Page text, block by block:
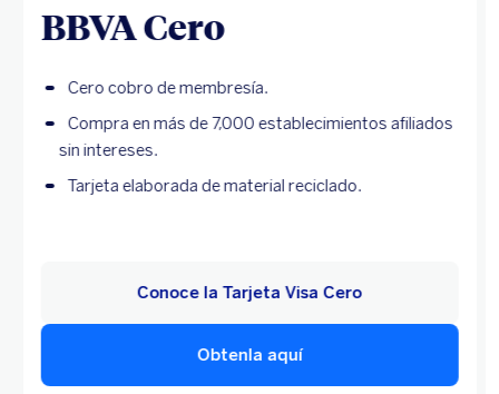
BBVA Cero
Cero cobro de membresía.
Compra en más de 7,000 establecimientos afiliados
sin intereses.
Tarjeta elaborada de material reciclado.
Obtenla aquí
Conoce la Tarjeta Visa Cero